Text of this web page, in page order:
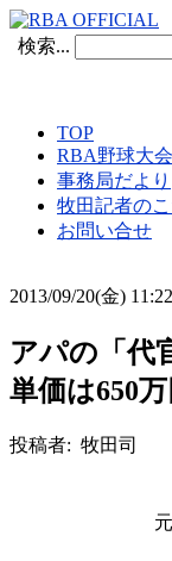
検索...
TOP
RBA野球大会
事務局だより
牧田記者の
お問い合せ
2013/09/20(金) 11:22
アパの「代
単価は650万
投稿者: 牧田司